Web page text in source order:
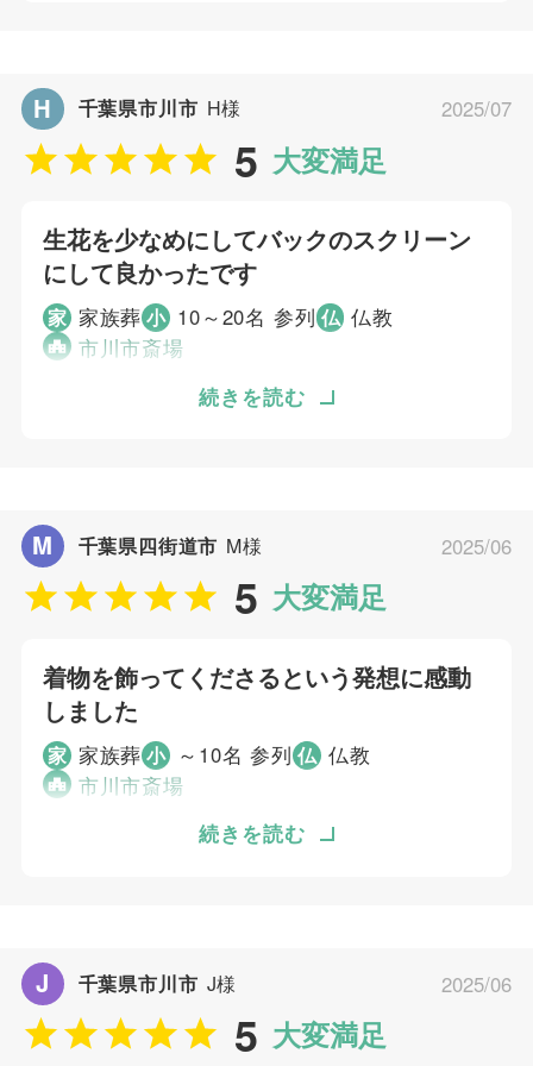
ご葬儀担当者
むすびすの葬祭プランナー
ました。第1候補でした。電話対応が良く、費
用が明瞭でしたので決めました。スタッフの方
の寄り添うお気持ちが嬉しかったです。常に良
い式にしようと、配慮、心配り、気配りをして
を聞いてくれました。こんなに穏やかに式がで
き送り出せたのは初めてです。
個別評価
お問い合わせ対応
ご葬儀当日の対応
ご葬儀担当者
むすびすの葬祭プランナー
5 大変満足
H 千葉県市川市 H様 2025/07
生花を少なめにしてバックのスクリーン
にして良かったです
家 家族葬小 10～20名 参列 仏 仏教
市川市斎場
小さくとも特色ある葬儀ができそうでした。
してもらい、当日、増やしてよかったと思いま
した。 家族葬や一日葬をする場合はスクリー
ンがコスパ良くて良かったですが、式場に払っ
た金額は別にして合計で116万円かかったの
た。
個別評価
お問い合わせ対応
ご葬儀担当者
続きを読む
5 大変満足
M 千葉県四街道市 M様 2025/06
着物を飾ってくださるという発想に感動
しました
家 家族葬小 ～10名 参列 仏 仏教
市川市斎場
話しを丁寧に聞いてくださり、サポートが素晴
体でしてくれたので、心温まる葬儀になりまし
た。ありがとうございました。
続きを読む
5 大変満足
J 千葉県市川市 J様 2025/06